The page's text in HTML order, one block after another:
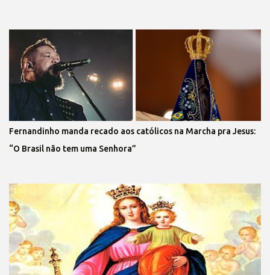
Fernandinho manda recado aos católicos na Marcha pra Jesus:
“O Brasil não tem uma Senhora”